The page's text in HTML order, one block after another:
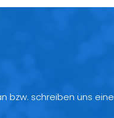
bzw. schreiben uns eine